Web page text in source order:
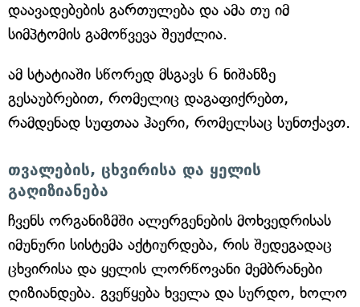
დაავადებების გართულება და ამა თუ იმ
სიმპტომის გამოწვევა შეუძლია.
ამ სტატიაში სწორედ მსგავს 6 ნიშანზე
გესაუბრებით, რომელიც დაგაფიქრებთ,
რამდენად სუფთაა ჰაერი, რომელსაც სუნთქავთ.
თვალების, ცხვირისა და ყელის
გაღიზიანება
ჩვენს ორგანიზმში ალერგენების მოხვედრისას
იმუნური სისტემა აქტიურდება, რის შედეგადაც
ცხვირისა და ყელის ლორწოვანი მემბრანები
ღიზიანდება. გვეწყება ხველა და სურდო, ხოლო